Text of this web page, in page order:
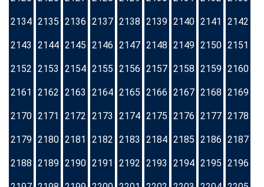
2134 2135 2136 2137 2138 2139 2140 2141 2142
2143 2144 2145 2146 2147 2148 2149 2150 2151
2152 2153 2154 2155 2156 2157 2158 2159 2160
2161 2162 2163 2164 2165 2166 2167 2168 2169
2170 2171 2172 2173 2174 2175 2176 2177 2178
2179 2180 2181 2182 2183 2184 2185 2186 2187
2188 2189 2190 2191 2192 2193 2194 2195 2196